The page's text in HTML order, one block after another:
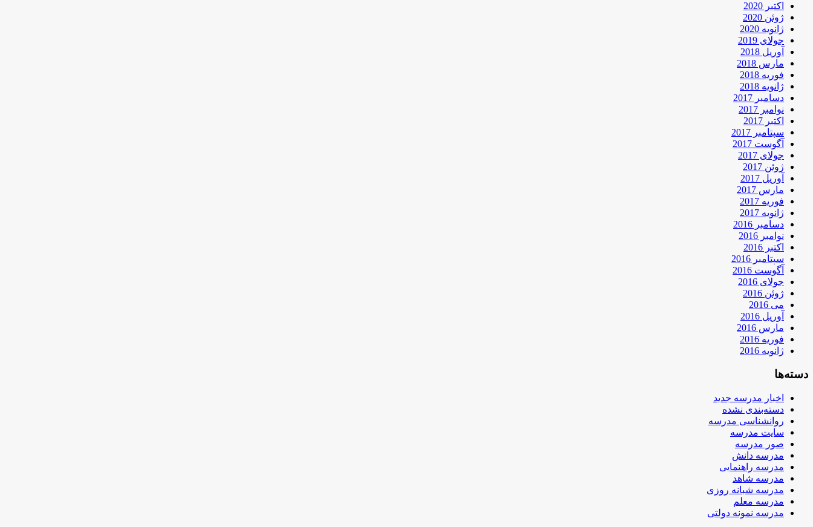
اکتبر 2020
ژوئن 2020
ژانویه 2020
جولای 2019
آوریل 2018
مارس 2018
فوریه 2018
ژانویه 2018
دسامبر 2017
نوامبر 2017
اکتبر 2017
سپتامبر 2017
آگوست 2017
جولای 2017
ژوئن 2017
آوریل 2017
مارس 2017
فوریه 2017
ژانویه 2017
دسامبر 2016
نوامبر 2016
اکتبر 2016
سپتامبر 2016
آگوست 2016
جولای 2016
ژوئن 2016
می 2016
آوریل 2016
مارس 2016
فوریه 2016
ژانویه 2016
دسته‌ها
اخبار مدرسه جدید
دسته‌بندی نشده
روانشناسی مدرسه
سایت مدرسه
صور مدرسه
مدرسه دانش
مدرسه راهنمایی
مدرسه شاهد
مدرسه شبانه روزی
مدرسه معلم
مدرسه نمونه دولتی